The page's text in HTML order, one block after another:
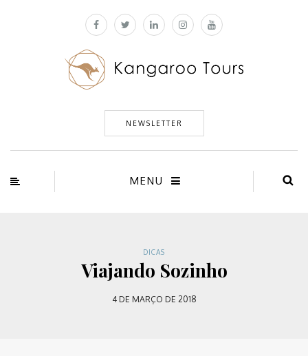
NEWSLETTER
MENU
DICAS
Viajando Sozinho
4 DE MARÇO DE 2018